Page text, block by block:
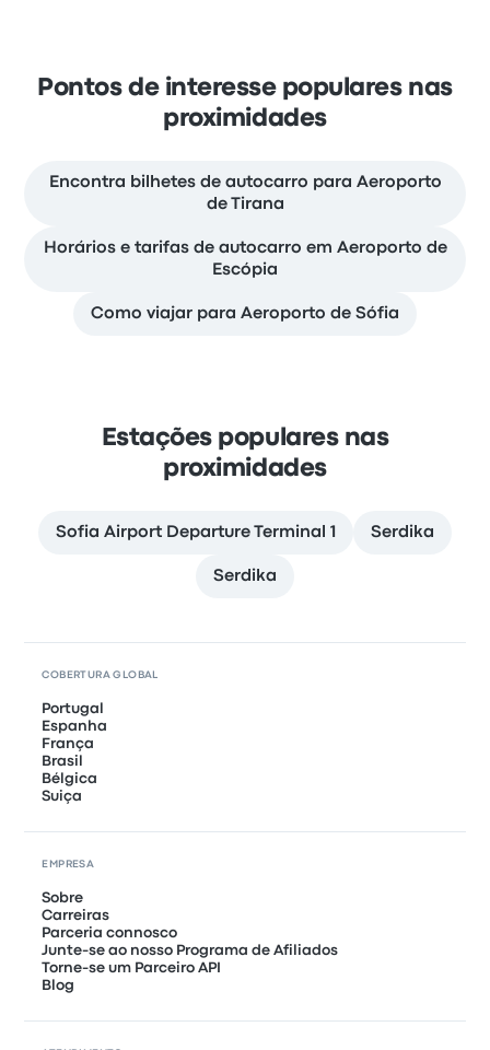
Pontos de interesse populares nas
proximidades
Encontra bilhetes de autocarro para Aeroporto
de Tirana
Horários e tarifas de autocarro em Aeroporto de
Escópia
Como viajar para Aeroporto de Sófia
Estações populares nas
proximidades
Sofia Airport Departure Terminal 1 Serdika
Serdika
COBERTURA GLOBAL
Portugal
Espanha
França
Brasil
Bélgica
Suiça
EMPRESA
Sobre
Carreiras
Parceria connosco
Junte-se ao nosso Programa de Afiliados
Torne-se um Parceiro API
Blog